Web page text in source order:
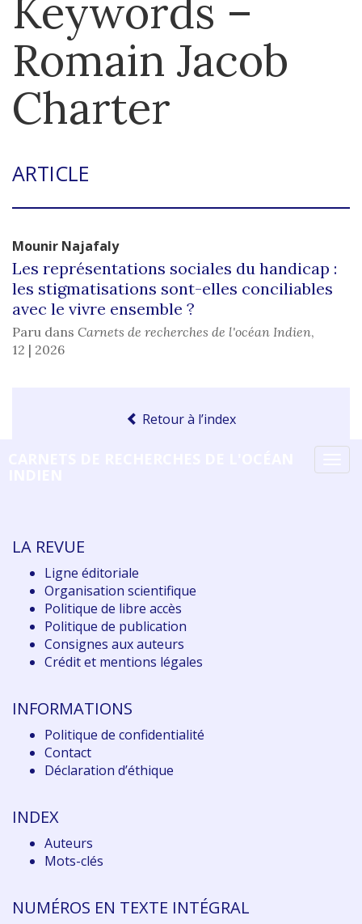
Keywords –
Romain Jacob
Charter
ARTICLE
Mounir Najafaly
Les représentations sociales du handicap :
les stigmatisations sont-elles conciliables
avec le vivre ensemble ?
Paru dans Carnets de recherches de l'océan Indien,
12 | 2026
Retour à l’index
LA REVUE
Ligne éditoriale
Organisation scientifique
Politique de libre accès
Politique de publication
Consignes aux auteurs
Crédit et mentions légales
INFORMATIONS
Politique de confidentialité
Contact
Déclaration d’éthique
INDEX
Auteurs
Mots-clés
NUMÉROS EN TEXTE INTÉGRAL